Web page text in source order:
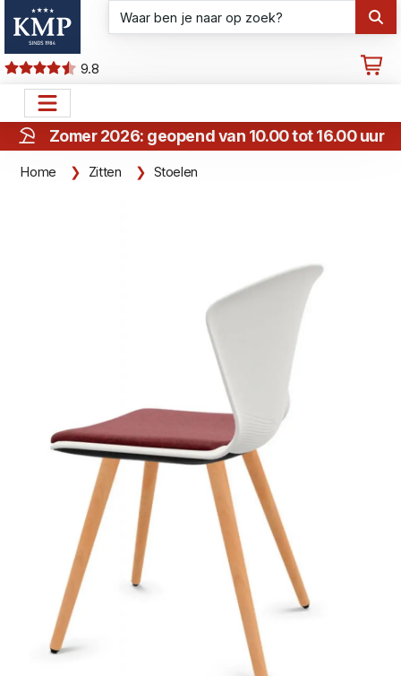
9.8
Zomer 2026: geopend van 10.00 tot 16.00 uur
Home Zitten Stoelen